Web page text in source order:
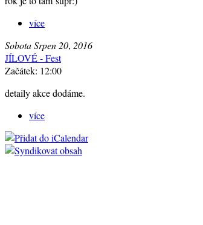
více
SobotaSrpen 20, 2016
JÍLOVÉ - Fest
Začátek: 12:00
detaily akce dodáme.
více